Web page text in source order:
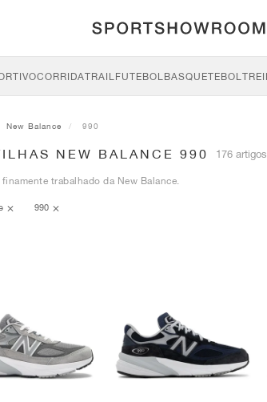
CORRIDATRAILFUTEBOLBASQUETEBOL
New Balance 990
NEW BALANCE 990 176 artigos
trabalhado da New Balance.
990